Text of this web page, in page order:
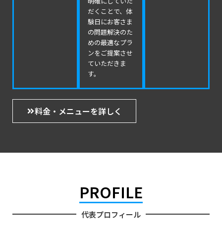
だくことで、体
験日にお客さま
の問題解決のた
めの最適なプラ
ンをご提案させ
ていただきま
す。
料金・メニューを詳しく
PROFILE
代表プロフィール